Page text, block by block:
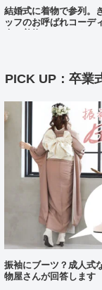
結婚式に着物で参列。
ッフのお呼ばれコーデ
PICK UP：卒業
振袖にブーツ？成人式
物屋さんが回答します